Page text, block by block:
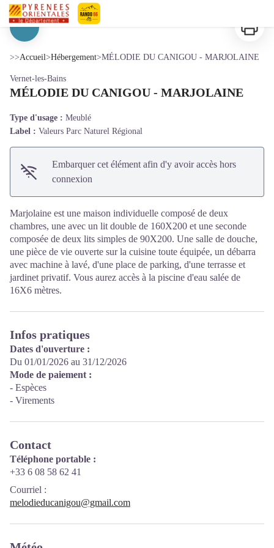
MÉLODIE DU CANIGOU - MARJOLAINE
>>Accueil>Hébergement>MÉLODIE DU CANIGOU - MARJOLAINE
Vernet-les-Bains
MÉLODIE DU CANIGOU - MARJOLAINE
Type d'usage : Meublé
Label : Valeurs Parc Naturel Régional
Embarquer cet élément afin d'y avoir accès hors
connexion
Marjolaine est une maison individuelle composé de deux
chambres, une avec un lit double de 160X200 et une seconde
composée de deux lits simples de 90X200. Une salle de douche,
une pièce de vie ouverte sur la cuisine toute équipée, un débarra
avec machine à lavé, d'une place de parking, d'une terrasse et
jardinet privatif. Vous aurez accès à la piscine d'eau salée de
16X6 mètres.
Infos pratiques
Dates d'ouverture :
Du 01/01/2026 au 31/12/2026
Mode de paiement :
- Espèces
- Virements
Contact
Téléphone portable :
+33 6 08 58 62 41
Courriel :
melodieducanigou@gmail.com